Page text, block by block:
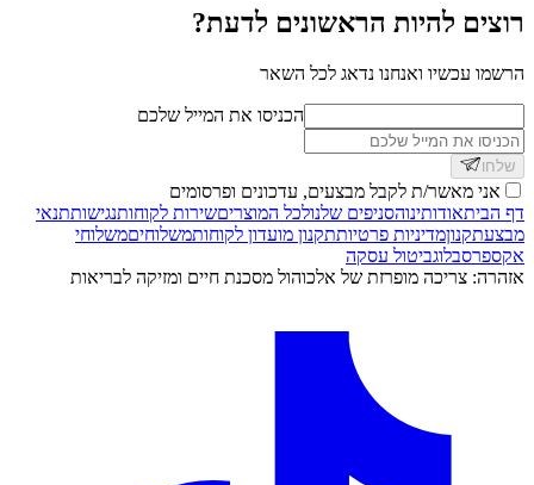
רוצים להיות הראשונים לדעת?
הרשמו עכשיו ואנחנו נדאג לכל השאר
הכניסו את המייל שלכם
שלחו
אני מאשר/ת לקבל מבצעים, עדכונים ופרסומים
דף הביתאודותינוהסניפים שלנולכל המוצריםשירות לקוחותנגישותתנאי
מבצעתקנוןמדיניות פרטיותתקנון מועדון לקוחותמשלוחיםמשלוחי
אקספרסבלוגביטול עסקה
אזהרה: צריכה מופרזת של אלכוהול מסכנת חיים ומזיקה לבריאות